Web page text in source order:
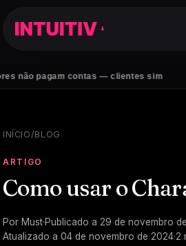
pagam contas — clientes sim
INÍCIO/BLOG
ARTIGO
Como usar o
Por Must·Publicado a 29 de novembro
Atualizado a 04 de novembro de 2024·2